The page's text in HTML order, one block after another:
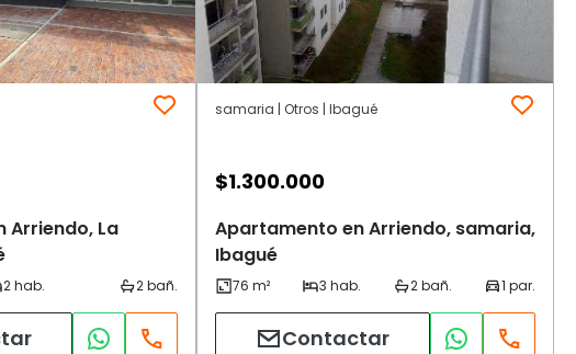
Arriendo, La
samaria | Otros | Ibagué
$1.300.000
Apartamento en Arriendo, samaria,
Ibagué
Contactar